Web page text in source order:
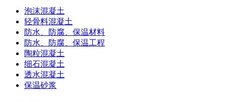
泡沫混凝土
轻骨料混凝土
防水、防腐、保温材料
防水、防腐、保温工程
陶粒混凝土
细石混凝土
透水混凝土
保温砂浆